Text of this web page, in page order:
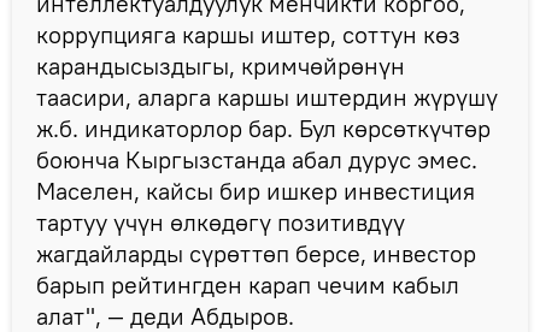
коррупцияга каршы иштер, соттун көз
карандысыздыгы, кримчөйрөнүн
таасири, аларга каршы иштердин жүрүшү
ж.б. индикаторлор бар. Бул көрсөткүчтөр
боюнча Кыргызстанда абал дурус эмес.
Маселен, кайсы бир ишкер инвестиция
тартуу үчүн өлкөдөгү позитивдүү
жагдайларды сүрөттөп берсе, инвестор
барып рейтингден карап чечим кабыл
алат", — деди Абдыров.